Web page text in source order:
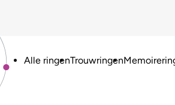
Alle ringenTrouwringen